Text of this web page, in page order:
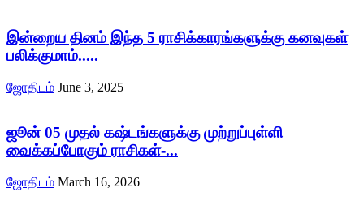
இன்றைய தினம் இந்த 5 ராசிக்காரங்களுக்கு கனவுகள்
பலிக்குமாம்.....
ஜோதிடம் June 3, 2025
ஜூன் 05 முதல் கஷ்டங்களுக்கு முற்றுப்புள்ளி
வைக்கப்போகும் ராசிகள்-...
ஜோதிடம் March 16, 2026